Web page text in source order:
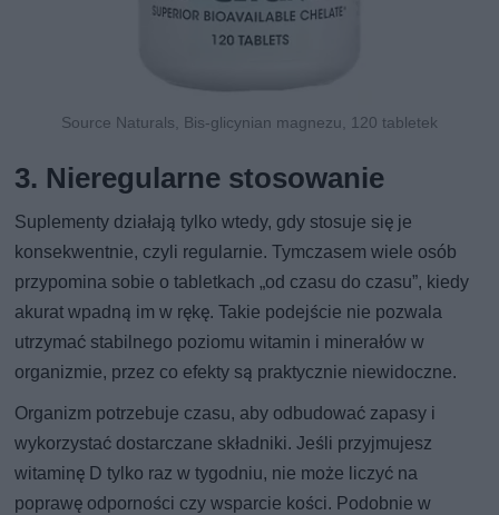
Source Naturals, Bis-glicynian magnezu, 120 tabletek
3. Nieregularne stosowanie
Suplementy działają tylko wtedy, gdy stosuje się je
konsekwentnie, czyli regularnie. Tymczasem wiele osób
przypomina sobie o tabletkach „od czasu do czasu”, kiedy
akurat wpadną im w rękę. Takie podejście nie pozwala
utrzymać stabilnego poziomu witamin i minerałów w
organizmie, przez co efekty są praktycznie niewidoczne.
Organizm potrzebuje czasu, aby odbudować zapasy i
wykorzystać dostarczane składniki. Jeśli przyjmujesz
witaminę D tylko raz w tygodniu, nie może liczyć na
poprawę odporności czy wsparcie kości. Podobnie w